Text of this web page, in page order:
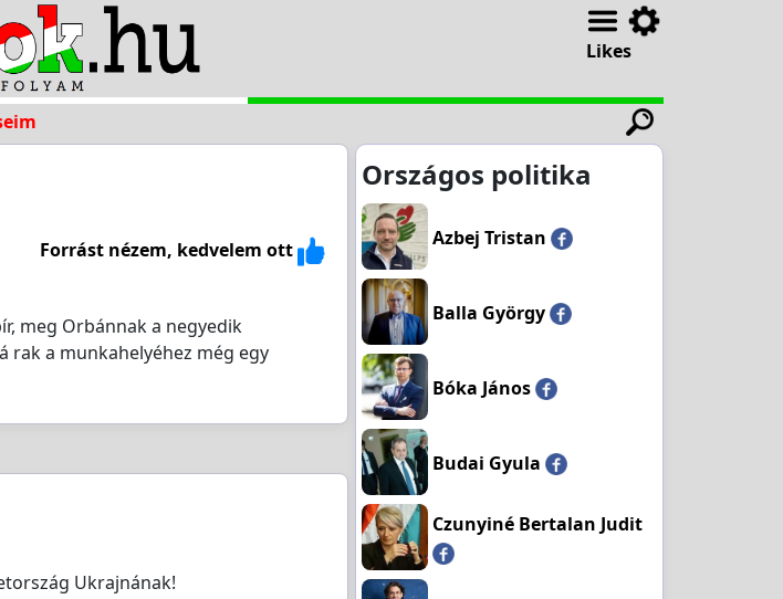
Likes
Forrást nézem, kedvelem ott
meg Orbánnak a negyedik
rak a munkahelyéhez még egy
Ukrajnának!
Országos politika
Azbej Tristan
Balla György
Bóka János
Budai Gyula
Czunyiné Bertalan Judit